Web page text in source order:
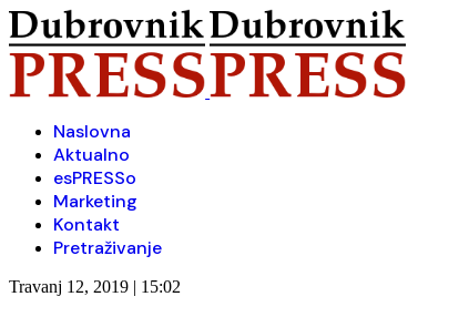
Naslovna
Aktualno
esPRESSo
Marketing
Kontakt
Pretraživanje
Travanj 12, 2019 | 15:02